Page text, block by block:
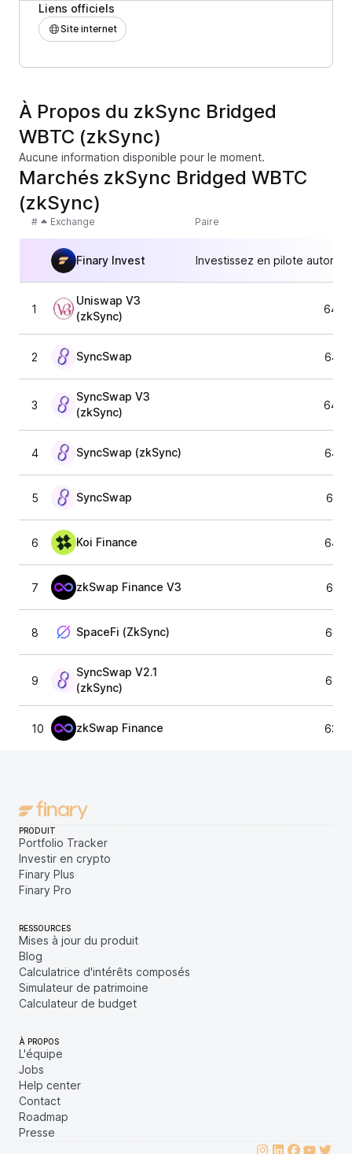
Liens officiels
Site internet
À Propos du zkSync Bridged
WBTC (zkSync)
Aucune information disponible pour le moment.
Marchés zkSync Bridged WBTC
(zkSync)
# Exchange Paire
Finary Invest Investissez en pilote
1
Uniswap V3
(zkSync)
64
2 SyncSwap 64
3
SyncSwap V3
(zkSync)
64
4 SyncSwap (zkSync) 64
5 SyncSwap 64
6 Koi Finance 64
7 zkSwap Finance V3 64
8 SpaceFi (ZkSync) 64
9
SyncSwap V2.1
(zkSync)
64
10 zkSwap Finance 63
PRODUIT
Portfolio Tracker
Investir en crypto
Finary Plus
Finary Pro
RESSOURCES
Mises à jour du produit
Blog
Calculatrice d'intérêts composés
Simulateur de patrimoine
Calculateur de budget
À PROPOS
L'équipe
Jobs
Help center
Contact
Roadmap
Presse